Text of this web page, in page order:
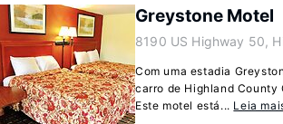
Greystone Motel
8190 US Highway 50,
Com uma estadia
carro de Highland County
Este motel está... Leia